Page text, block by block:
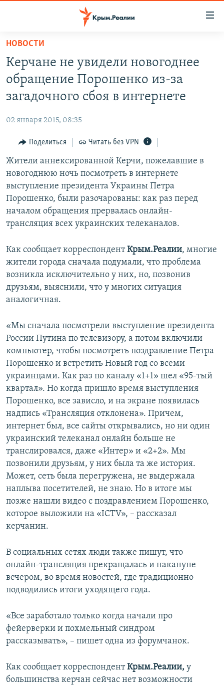
Вернуться
основному
содержанию
Вернутся
главной
навигации
Вернутся
поиску
СПЕЦПРОЕКТЫ
11 ЛЕТ ОККУПАЦИИ КРЫМА. 11 ИСТОРИЙ СОПРОТИВЛЕНИЯ
ВОДА
ЕЩЕ
ИНТЕРАКТИВ
ИНФОГРАФИКА
ТЕЛЕПРОЕКТ КРЫМ.РЕАЛИИ
СОВЕТЫ ПРАВОЗАЩИТНИКОВ
ПРОПАВШИЕ БЕЗ ВЕСТИ
КРЫМ.НЕПОКОРЕННЫЙ
УКРАИНСКАЯ ПРОБЛЕМА КРЫМА
РАДІО СВОБОДА
КАК ОБОЙТИ БЛОКИРОВКУ
Українською
Qırımtatar
Все сайты RFE/RL
НОВОСТИ
Керчане не увидели новогоднее
обращение Порошенко из-за
загадочного сбоя в интернете
02 января 2015, 08:35
Поделиться Читать без VPN
Жители аннексированной Керчи, пожелавшие в
новогоднюю ночь посмотреть в интернете
выступление президента Украины Петра
Порошенко, были разочарованы: как раз перед
началом обращения прервалась онлайн-
трансляция всех украинских телеканалов.
Как сообщает корреспондентКрым.Реалии, многие
жители города сначала подумали, что проблема
возникла исключительно у них, но, позвонив
друзьям, выяснили, что у многих ситуация
аналогичная.
«Мы сначала посмотрели выступление президента
России Путина по телевизору, а потом включили
компьютер, чтобы посмотреть поздравление Петра
Порошенко и встретить Новый год со всеми
украинцами. Как раз по каналу «1+1» шел «95-тый
квартал». Но когда пришло время выступления
Порошенко, все зависло, и на экране появилась
надпись «Трансляция отклонена». Причем,
интернет был, все сайты открывались, но ни один
украинский телеканал онлайн больше не
транслировался, даже «Интер» и «2+2». Мы
позвонили друзьям, у них была та же история.
Может, сеть была перегружена, не выдержала
наплыва посетителей, не знаю. Но в итоге мы
позже нашли видео с поздравлением Порошенко,
которое выложили на «ICTV», – рассказал
керчанин.
В социальных сетях люди также пишут, что
онлайн-трансляция прекращалась и накануне
вечером, во время новостей, где традиционно
подводились итоги уходящего года.
«Все заработало только когда начали про
фейерверки и похмельный синдром
рассказывать», – пишет одна из форумчанок.
Как сообщает корреспондентКрым.Реалии, у
большинства керчан сейчас нет возможности